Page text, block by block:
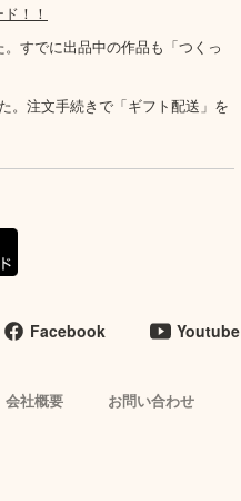
！！
すでに出品中の作品も「つくっ
。注文手続きで「ギフト配送」を
Facebook Youtube
会社概要 お問い合わせ